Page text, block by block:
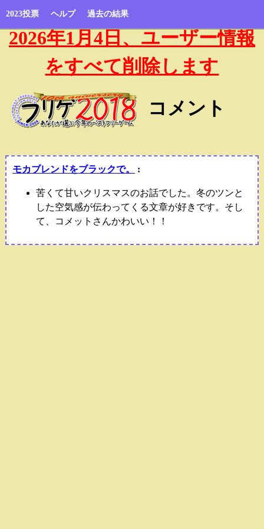
2023投票 ヘルプ 過去の結果
2026年1月4日、ユーザー情報
をすべて削除します
コメント
モカブレンドをブラックで。 :
苦くて甘いクリスマスのお話でした。冬のツンと
した空気感が伝わってくる文章が好きです。そし
て、コメットさんかわいい！！